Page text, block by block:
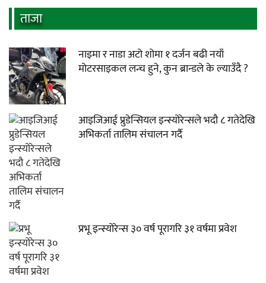
ताजा
नाइमा र नाडा अटो शोमा १ दर्जन बढी नयाँ
मोटरसाइकल लन्च हुने, कुन ब्रान्डले के ल्याउँदै ?
आइजिआई प्रुडेन्सियल इन्स्योरेन्सले भदौ ८ गतेदेखि
अभिकर्ता तालिम संचालन गर्दै
प्रभू इन्स्योरेन्स ३० वर्ष पूरागरि ३१ वर्षमा प्रवेश